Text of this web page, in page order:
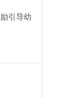
引导幼